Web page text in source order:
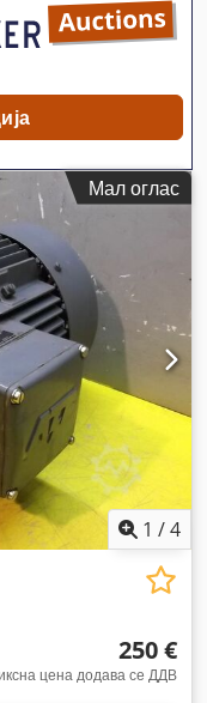
Мал оглас
1 /4
250 €
цена додава се ДДВ